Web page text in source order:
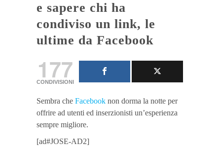
e sapere chi ha
condiviso un link, le
ultime da Facebook
177
CONDIVISIONI
Sembra che Facebook non dorma la notte per
offrire ad utenti ed inserzionisti un’esperienza
sempre migliore.
[ad#JOSE-AD2]